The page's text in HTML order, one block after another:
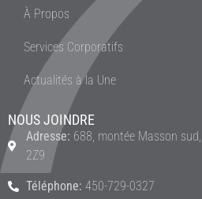
À Propos
Services Corporatifs
Actualités à la Une
NOUS JOINDRE
Adresse: 688, montée Masson
2Z9
Téléphone: 450-729-0327